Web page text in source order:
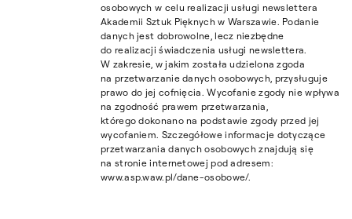
osobowych w celu realizacji usługi newslettera
Akademii Sztuk Pięknych w Warszawie. Podanie
danych jest dobrowolne, lecz niezbędne
do realizacji świadczenia usługi newslettera.
W zakresie, w jakim została udzielona zgoda
na przetwarzanie danych osobowych, przysługuje
prawo do jej cofnięcia. Wycofanie zgody nie wpływa
na zgodność prawem przetwarzania,
którego dokonano na podstawie zgody przed jej
wycofaniem. Szczegółowe informacje dotyczące
przetwarzania danych osobowych znajdują się
na stronie internetowej pod adresem:
www.asp.waw.pl/dane-osobowe/.